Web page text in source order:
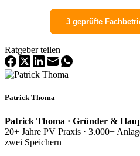
3 geprüfte
Ratgeber teilen
Patrick Thoma
Patrick Thoma · Gründer &
20+ Jahre PV Praxis · 3.000+
zwei Speichern